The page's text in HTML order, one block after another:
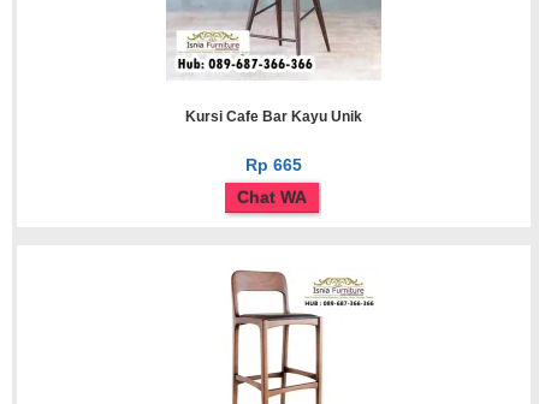
Kursi Cafe Bar Kayu Unik
Rp 665
Chat WA